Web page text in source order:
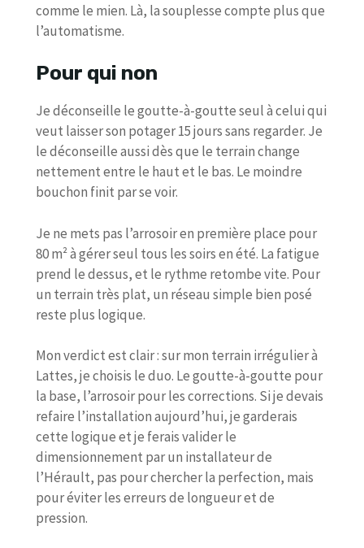
comme le mien. Là, la souplesse compte plus que
l’automatisme.
Pour qui non
Je déconseille le goutte-à-goutte seul à celui qui
veut laisser son potager 15 jours sans regarder. Je
le déconseille aussi dès que le terrain change
nettement entre le haut et le bas. Le moindre
bouchon finit par se voir.
Je ne mets pas l’arrosoir en première place pour
80 m² à gérer seul tous les soirs en été. La fatigue
prend le dessus, et le rythme retombe vite. Pour
un terrain très plat, un réseau simple bien posé
reste plus logique.
Mon verdict est clair : sur mon terrain irrégulier à
Lattes, je choisis le duo. Le goutte-à-goutte pour
la base, l’arrosoir pour les corrections. Si je devais
refaire l’installation aujourd’hui, je garderais
cette logique et je ferais valider le
dimensionnement par un installateur de
l’Hérault, pas pour chercher la perfection, mais
pour éviter les erreurs de longueur et de
pression.